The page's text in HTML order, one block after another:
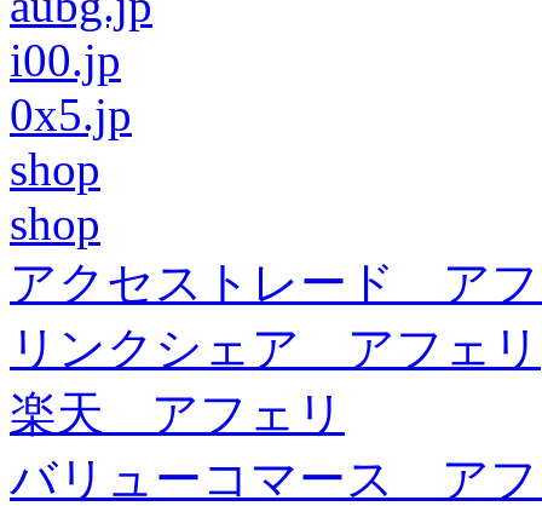
i00.jp
0x5.jp
shop
shop
アクセストレード ア
リンクシェア アフェリ
楽天 アフェリ
バリューコマース ア